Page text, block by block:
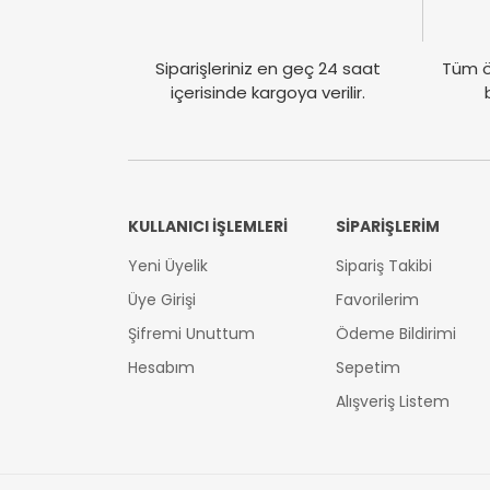
Siparişleriniz en geç 24 saat
içerisinde kargoya verilir.
Tüm
KULLANICI İŞLEMLERİ
Yeni Üyelik
Üye Girişi
Şifremi Unuttum
Hesabım
SİPARİŞLERİM
Sipariş Takibi
Favorilerim
Ödeme Bildirimi
Sepetim
Alışveriş Listem